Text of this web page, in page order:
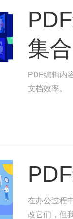
集合
PDF编辑内
文档效率。
在办公过程
改它们，但